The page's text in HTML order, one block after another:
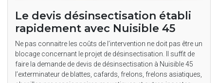
Le devis désinsectisation établi
rapidement avec Nuisible 45
Ne pas connaitre les coûts de l’intervention ne doit pas être un
blocage concernant le projet de désinsectisation. Il suffit de
faire la demande de devis de désinsectisation à Nuisible 45
l’exterminateur de blattes, cafards, frelons, frelons asiatiques,